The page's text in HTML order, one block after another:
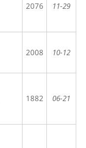
2076 11-29
2008 10-12
1882 06-21